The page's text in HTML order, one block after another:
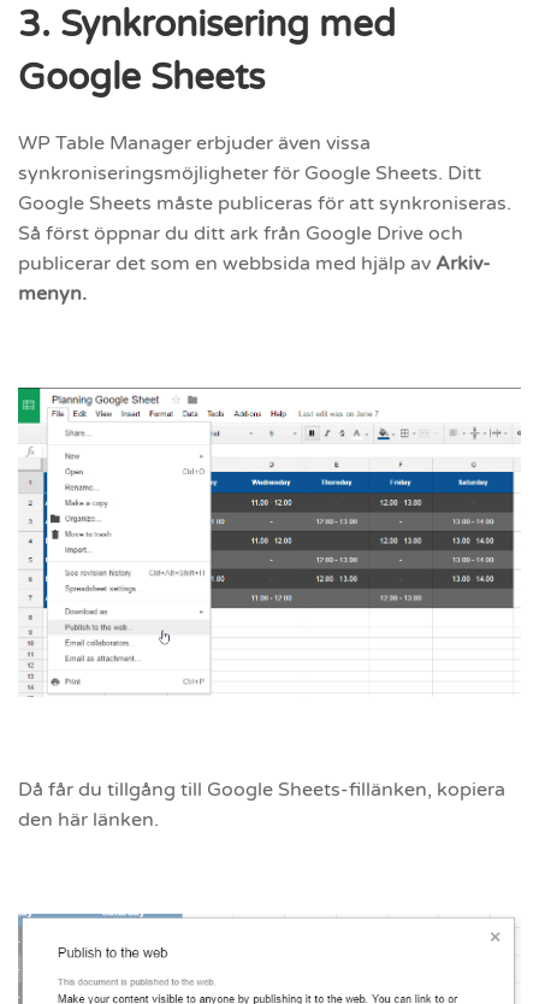
3. Synkronisering med
Google Sheets
WP Table Manager erbjuder även vissa
synkroniseringsmöjligheter för Google Sheets. Ditt
Google Sheets måste publiceras för att synkroniseras.
Så först öppnar du ditt ark från Google Drive och
publicerar det som en webbsida med hjälp av Arkiv-
menyn.
Då får du tillgång till Google Sheets-fillänken, kopiera
den här länken.